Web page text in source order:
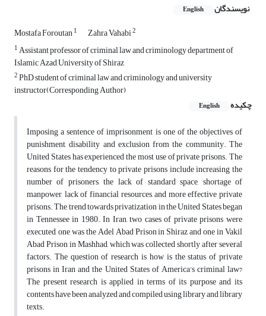
نویسندگان English
Mostafa Foroutan1 Zahra Vahabi2
1Assistant professor of criminal law and criminology department of
Islamic Azad University of Shiraz
2PhD student of criminal law and criminology and university
instructor(Corresponding Author)
چکیده
English
Imposing a sentence of imprisonment is one of the objectives of
punishment, disability and exclusion from the community. The
United States has experienced the most use of private prisons. The
reasons for the tendency to private prisons include increasing the
number of prisoners, the lack of standard space, shortage of
manpower, lack of financial resources, and more effective private
prisons. The trend towards privatization in the United States began
in Tennessee in 1980. In Iran, two cases of private prisons were
executed, one was the Adel Abad Prison in Shiraz and one in Vakil
Abad Prison in Mashhad, which was collected shortly after several
factors. The question of research is how is the status of private
prisons in Iran and the United States of America's criminal law?
The present research is applied in terms of its purpose and its
contents have been analyzed and compiled using library and library
texts.